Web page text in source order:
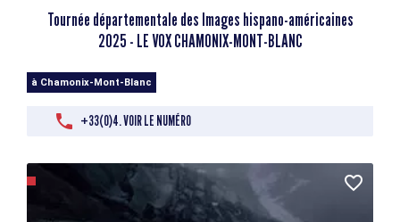
Tournée départementale des Images hispano-américaines
2025 - LE VOX CHAMONIX-MONT-BLANC
à Chamonix-Mont-Blanc
+33(0)4. VOIR LE NUMÉRO